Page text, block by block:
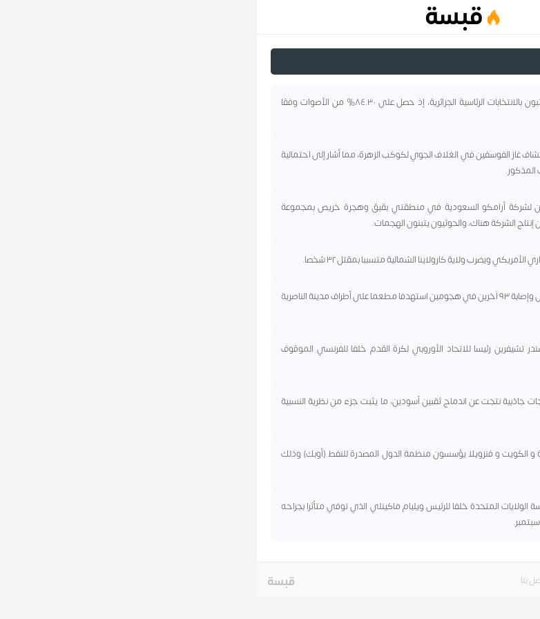
قبسة
٢٠٢٤ - فوز الرئيس عبد المجيد تبون بالانتخابات الرئاسية الجزائرية، إذ حصل على ٨٤.٣٠% من الأصوات وفقا
غاز الفوسفين في الغلاف الجوي لكوكب الزهرة، مما أشار إلى احتمالية
لشركة أرامكو السعودية في منطقتي بقيق وهجرة خريص بمجموعة
٢٠١٧ - مقتل ٨٤ شخصا على الأقل وإصابة ٩٣ آخرين في هجومين استهدفا مطعما على أطراف مدينة الناصرية
تشيفرين رئيسا للاتحاد الأوروبي لكرة القدم خلفا للفرنسي الموقوف
جاذبية نتجت عن اندماج ثقبين أسودين، ما يثبت جزء من نظرية النسبية
و الكويت و فنزويلا يؤسسون منظمة الدول المصدرة للنفط (أوبك) وذلك
الولايات المتحدة خلفا للرئيس ويليام ماكينلي الذي توفي متأثرا بجراحه
بنا قبسة